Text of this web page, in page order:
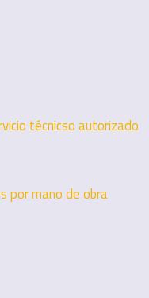
técnicso autorizado
por mano de obra